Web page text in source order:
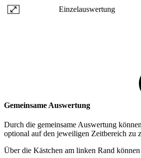
Einzelauswertung
Gemeinsame Auswertung
Durch die gemeinsame Auswertung
optional auf den jeweiligen Zeitbereich zu
Über die Kästchen am linken Rand